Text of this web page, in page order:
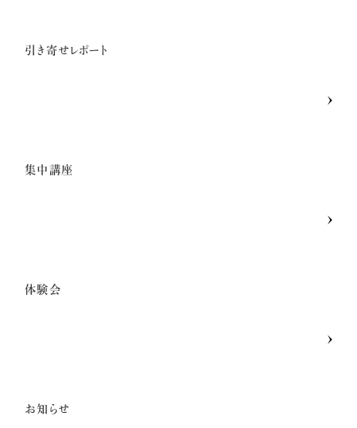
億楽®マインド
引き寄せレポート
集中講座
体験会
お知らせ